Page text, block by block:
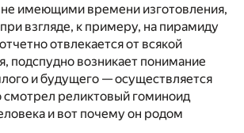
не имеющими времени изготовления,
взгляде, к примеру, на пирамиду
отвлекается от всякой
подспудно возникает понимание
и будущего — осуществляется
смотрел реликтовый гоминоид
и вот почему он родом